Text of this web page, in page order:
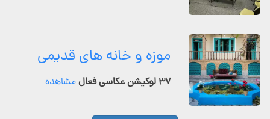
موزه و خانه های قدیمی
۳۷ لوکیشن عکاسی فعال مشاهده